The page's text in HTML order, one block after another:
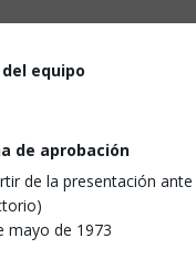
del equipo
de aprobación
de la presentación ante
mayo de 1973